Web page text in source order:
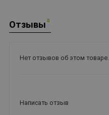
Отзывы 0
Нет отзывов об этом товаре.
Написать отзыв